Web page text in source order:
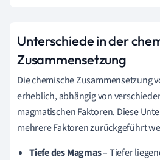
Unterschiede in der
Zusammensetzung
Die chemische Zusammensetzung
erheblich, abhängig von
magmatischen Faktoren. Diese
mehrere Faktoren zurückgeführt
Tiefe des Magmas– Tiefer